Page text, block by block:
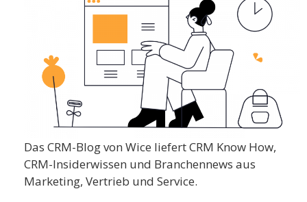
Das CRM-Blog von Wice liefert CRM Know How,
CRM-Insiderwissen und Branchennews aus
Marketing, Vertrieb und Service.